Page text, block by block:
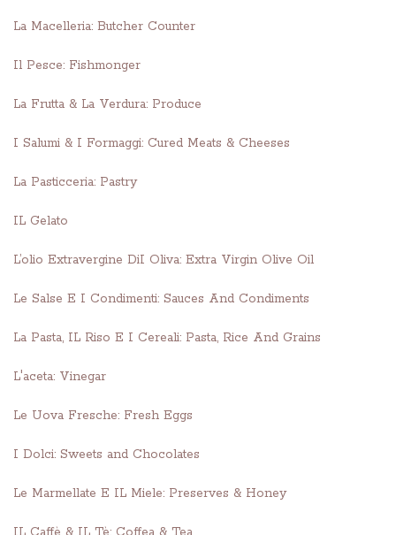
La Macelleria: Butcher Counter
Il Pesce: Fishmonger
La Frutta & La Verdura: Produce
I Salumi & I Formaggi: Cured Meats & Cheeses
La Pasticceria: Pastry
IL Gelato
L’olio Extravergine DiI Oliva: Extra Virgin Olive Oil
Le Salse E I Condimenti: Sauces And Condiments
La Pasta, IL Riso E I Cereali: Pasta, Rice And Grains
L'aceta: Vinegar
Le Uova Fresche: Fresh Eggs
I Dolci: Sweets and Chocolates
Le Marmellate E IL Miele: Preserves & Honey